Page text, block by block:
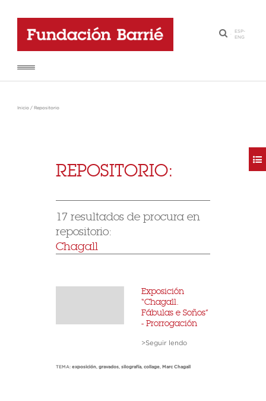
·
ESP-
ENG
Inicio / Repositorio
REPOSITORIO:
17 resultados de procura en
repositorio:
Chagall
Exposición
“Chagall.
Fábulas e Soños”
- Prorrogación
>Seguir lendo
TEMA: exposición, gravados, silografía, collage, Marc Chagall